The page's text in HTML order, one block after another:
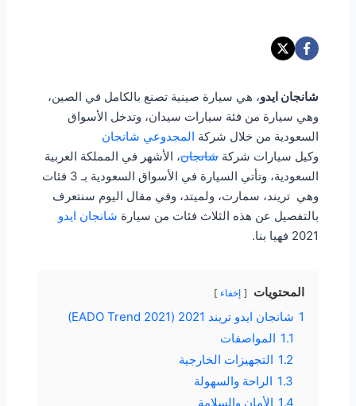
شانجان ايدو، هي سيارة صينية تصنع بالكامل في الصين،
وهي سيارة من فئة سيارات سيدان، وتدخل الأسواق
السعودية من خلال شركة المجدوعي شانجان
وكيل سيارات شركة شانجان، الأشهر في المملكة العربية
السعودية، وتأتي السيارة في الأسواق السعودية بـ 3 فئات
وهي تريند، سمارت، ولميتد، وفي مقال اليوم سنتعرف
بالتفصيل عن هذه الثلاث فئات من سيارة شانجان ايدو
2021 فهيا بنا.
المحتويات إخفاء
1 شانجان ايدو تريند 2021 (EADO Trend 2021)
1.1 المواصفات
1.2 التجهيزات الخارجية
1.3 الراحة والسهولة
1.4 الأمان والسلامة